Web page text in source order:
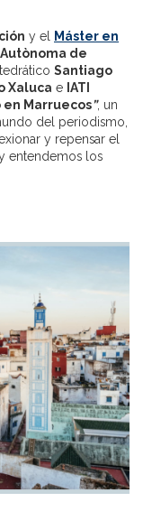
y el
Máster en
de
Santiago
Xaluca e IATI
en Marruecos”, un
del periodismo,
y repensar el
entendemos los